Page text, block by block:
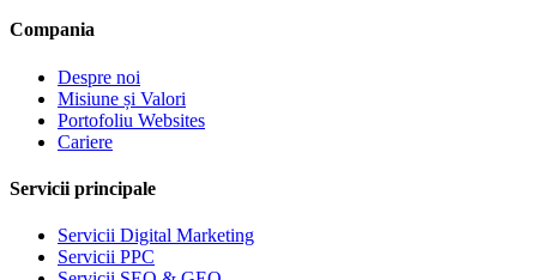
Compania
Despre noi
Misiune și Valori
Portofoliu Websites
Cariere
Servicii principale
Servicii Digital Marketing
Servicii PPC